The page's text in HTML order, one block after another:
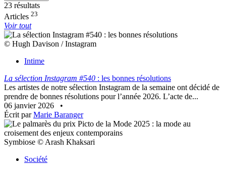
23 résultats
Articles 23
Voir tout
© Hugh Davison / Instagram
Intime
La sélection Instagram #540 : les bonnes résolutions
Les artistes de notre sélection Instagram de la semaine ont décidé de
prendre de bonnes résolutions pour l’année 2026. L’acte de...
06 janvier 2026
•
Écrit parMarie Baranger
Symbiose © Arash Khaksari
Société